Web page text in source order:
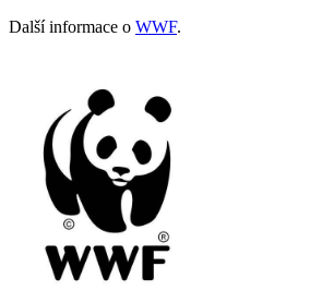
Další informace o WWF.